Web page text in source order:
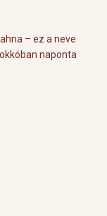
– ez a neve
naponta